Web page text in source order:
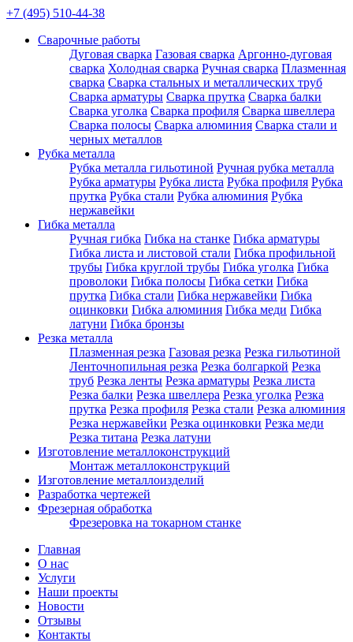
+7 (495) 510-44-38
Сварочные работы
Дуговая сварка Газовая сварка Аргонно-дуговая
сварка Холодная сварка Ручная сварка Плазменная
сварка Сварка стальных и металлических труб
Сварка арматуры Сварка прутка Сварка балки
Сварка уголка Сварка профиля Сварка швеллера
Сварка полосы Сварка алюминия Сварка стали и
черных металлов
Рубка металла
Рубка металла гильотиной Ручная рубка металла
Рубка арматуры Рубка листа Рубка профиля Рубка
прутка Рубка стали Рубка алюминия Рубка
нержавейки
Гибка металла
Ручная гибка Гибка на станке Гибка арматуры
Гибка листа и листовой стали Гибка профильной
трубы Гибка круглой трубы Гибка уголка Гибка
проволоки Гибка полосы Гибка сетки Гибка
прутка Гибка стали Гибка нержавейки Гибка
оцинковки Гибка алюминия Гибка меди Гибка
латуни Гибка бронзы
Резка металла
Плазменная резка Газовая резка Резка гильотиной
Ленточнопильная резка Резка болгаркой Резка
труб Резка ленты Резка арматуры Резка листа
Резка балки Резка швеллера Резка уголка Резка
прутка Резка профиля Резка стали Резка алюминия
Резка нержавейки Резка оцинковки Резка меди
Резка титана Резка латуни
Изготовление металлоконструкций
Монтаж металлоконструкций
Изготовление металлоизделий
Разработка чертежей
Фрезерная обработка
Фрезеровка на токарном станке
Главная
О нас
Услуги
Наши проекты
Новости
Отзывы
Контакты